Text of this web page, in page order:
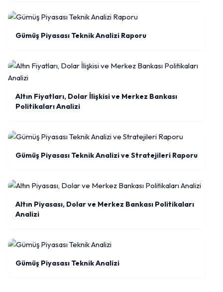
Gümüş Piyasası Teknik Analizi Raporu
Altın Fiyatları, Dolar İlişkisi ve Merkez Bankası
Politikaları Analizi
Gümüş Piyasası Teknik Analizi ve Stratejileri Raporu
Altın Piyasası, Dolar ve Merkez Bankası Politikaları
Analizi
Gümüş Piyasası Teknik Analizi